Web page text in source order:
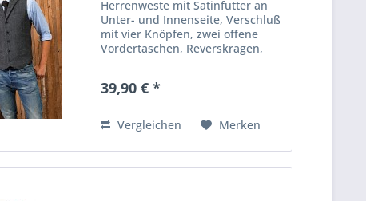
Herrenweste mit Satinfutter an
Unter- und Innenseite, Verschluß
mit vier Knöpfen, zwei offene
Vordertaschen, Reverskragen,
optimalen Sitz. Größe: XS - XXL
39,90 € *
Vergleichen Merken